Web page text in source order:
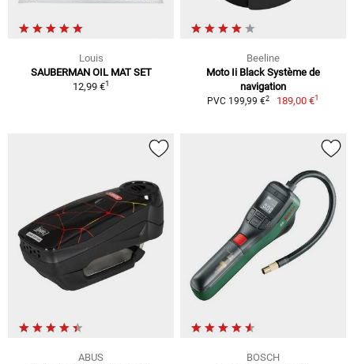
Louis
SAUBERMAN OIL MAT SET
12,99 €1
Beeline
Moto Ii Black Système de
navigation
PVC 199,99 €2 189,00 €1
ABUS
BOSCH